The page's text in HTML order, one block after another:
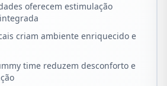
oferecem estimulação
criam ambiente enriquecido e
time reduzem desconforto e